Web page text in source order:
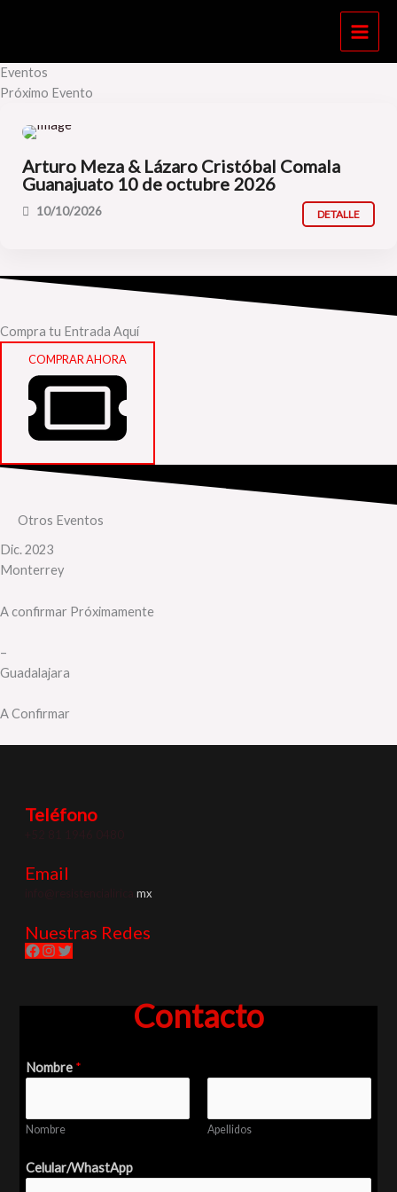
Eventos
Próximo Evento
Arturo Meza & Lázaro Cristóbal Comala
Guanajuato 10 de octubre 2026
10/10/2026 DETALLE
Compra tu Entrada Aquí
COMPRAR AHORA
Otros Eventos
Dic. 2023
Monterrey
A confirmar Próximamente
–
Guadalajara​
A Confirmar
Teléfono
Email
info@resistencialirica.mx
Nuestras Redes
Contacto
Nombre *
Nombre Apellidos
Celular/WhastApp